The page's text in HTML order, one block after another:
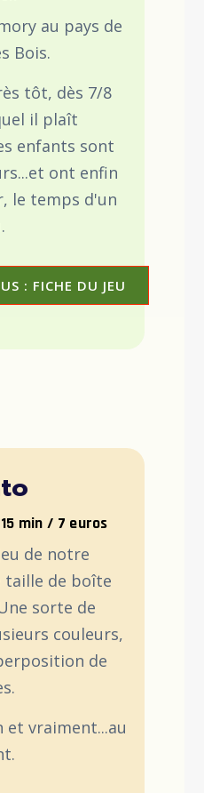
au pays de
Bois.
tôt, dès 7/8
il plaît
enfants sont
ont enfin
le temps d'un
: FICHE DU JEU
min / 7 euros
de notre
taille de boîte
sorte de
couleurs,
de
et vraiment...au